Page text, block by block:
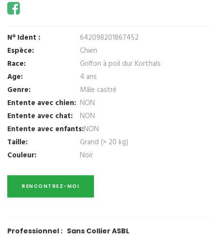
N° Ident :
642098201867452
Espèce:
Chien
Race:
Griffon à poil dur Korthals
Age:
4 ans
Genre:
Mâle castré
Entente avec chien: NON
Entente avec chat:
NON
Entente avec enfants:NON
Taille:
Grand (> 20 kg)
Couleur:
Noir
Professionnel : Sans Collier ASBL